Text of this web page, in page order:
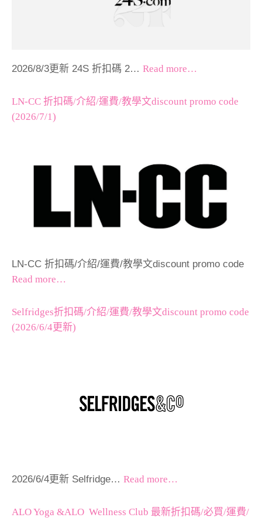
2026/8/3更新 24S 折扣碼 2… Read more…
LN-CC 折扣碼/介紹/運費/教學文discount promo code
(2026/7/1)
LN-CC 折扣碼/介紹/運費/教學文discount promo code
Read more…
Selfridges折扣碼/介紹/運費/教學文discount promo code
(2026/6/4更新)
2026/6/4更新 Selfridge… Read more…
ALO Yoga &ALO Wellness Club 最新折扣碼/必買/運費/